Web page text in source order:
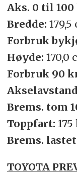
Aks. 0 til
Bredde: 179,5
Forbruk
Høyde: 170,0
Forbruk 90
Brems. tom
Toppfart:
Brems.
TOYOTA